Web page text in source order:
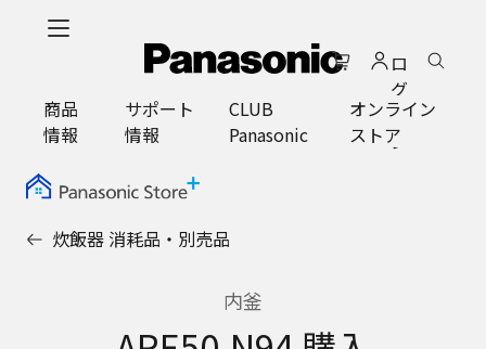
ロ
グ
イ
ン
商品
情報
サポート
情報
CLUB
Panasonic
オンライン
ストア
炊飯器 消耗品・別売品
内釜